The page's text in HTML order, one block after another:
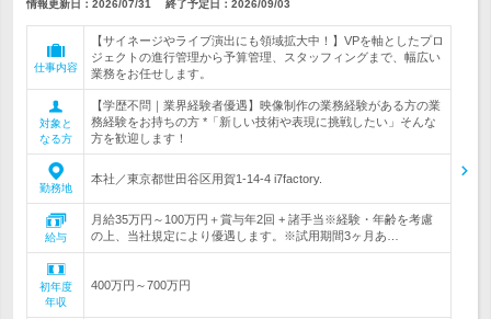
情報更新日：2026/07/31 終了予定日： 2026/09/03
仕事内容
【サイネージやライブ演出にも領域拡大中！】VPを軸としたプロ
ジェクトの進行管理から予算管理、スタッフィングまで、幅広い
業務をお任せします。
対象と
なる方
【学歴不問｜業界経験者優遇】映像制作の業務経験がある方の業
務経験をお持ちの方 *「新しい技術や表現に挑戦したい」そんな
方を歓迎します！
勤務地
本社／東京都世田谷区用賀1-14-4 i7factory.
給与
月給35万円～100万円＋賞与年2回 + 諸手当※経験・年齢を考慮
の上、当社規定により優遇します。※試用期間3ヶ月あ…
初年度
年収
400万円～700万円